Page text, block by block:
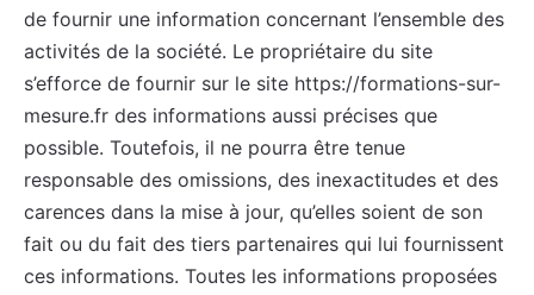
de fournir une information concernant l’ensemble des
activités de la société. Le propriétaire du site
s’efforce de fournir sur le site https://formations-sur-
mesure.fr des informations aussi précises que
possible. Toutefois, il ne pourra être tenue
responsable des omissions, des inexactitudes et des
carences dans la mise à jour, qu’elles soient de son
fait ou du fait des tiers partenaires qui lui fournissent
ces informations. Toutes les informations proposées